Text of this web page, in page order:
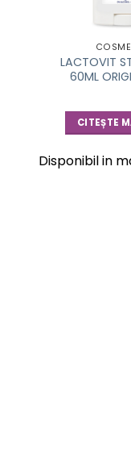
LACTOVIT
60ML
CITEȘTE
Disponibil in